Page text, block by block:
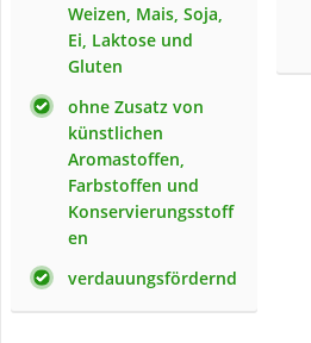
Weizen, Mais, Soja,
Ei, Laktose und
Gluten
ohne Zusatz von
künstlichen
Aromastoffen,
Farbstoffen und
Konservierungsstoff
en
verdauungsfördernd